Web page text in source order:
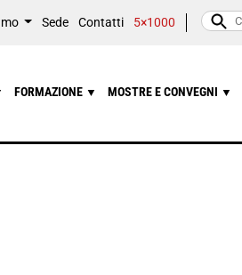
Sede Contatti 5×1000
FORMAZIONE ▼ MOSTRE E CONVEGNI ▼